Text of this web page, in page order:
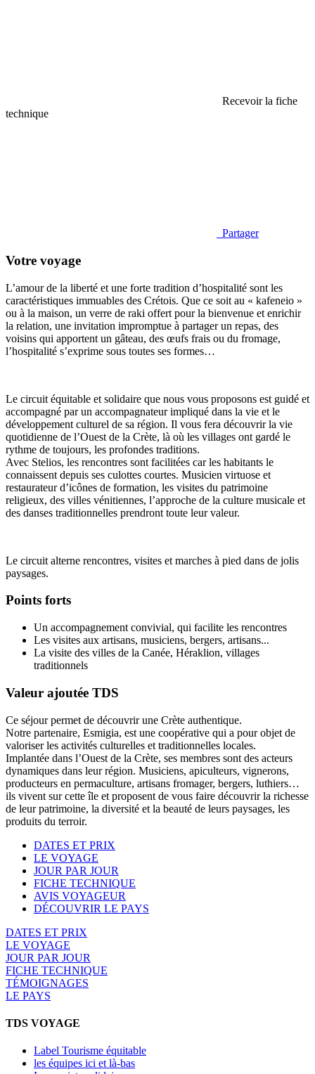
Recevoir la fiche
technique
Partager
Votre voyage
L’amour de la liberté et une forte tradition d’hospitalité sont les
caractéristiques immuables des Crétois. Que ce soit au « kafeneio »
ou à la maison, un verre de raki offert pour la bienvenue et enrichir
la relation, une invitation impromptue à partager un repas, des
voisins qui apportent un gâteau, des œufs frais ou du fromage,
l’hospitalité s’exprime sous toutes ses formes…
Le circuit équitable et solidaire que nous vous proposons est guidé et
accompagné par un accompagnateur impliqué dans la vie et le
développement culturel de sa région. Il vous fera découvrir la vie
quotidienne de l’Ouest de la Crète, là où les villages ont gardé le
rythme de toujours, les profondes traditions.
Avec Stelios, les rencontres sont facilitées car les habitants le
connaissent depuis ses culottes courtes. Musicien virtuose et
restaurateur d’icônes de formation, les visites du patrimoine
religieux, des villes vénitiennes, l’approche de la culture musicale et
des danses traditionnelles prendront toute leur valeur.
Le circuit alterne rencontres, visites et marches à pied dans de jolis
paysages.
Points forts
Un accompagnement convivial, qui facilite les rencontres
Les visites aux artisans, musiciens, bergers, artisans...
La visite des villes de la Canée, Héraklion, villages
traditionnels
Valeur ajoutée TDS
Ce séjour permet de découvrir une Crète authentique.
Notre partenaire, Esmigia, est une coopérative qui a pour objet de
valoriser les activités culturelles et traditionnelles locales.
Implantée dans l’Ouest de la Crète, ses membres sont des acteurs
dynamiques dans leur région. Musiciens, apiculteurs, vignerons,
producteurs en permaculture, artisans fromager, bergers, luthiers…
ils vivent sur cette île et proposent de vous faire découvrir la richesse
de leur patrimoine, la diversité et la beauté de leurs paysages, les
produits du terroir.
DATES ET PRIX
LE VOYAGE
JOUR PAR JOUR
FICHE TECHNIQUE
AVIS VOYAGEUR
DÉCOUVRIR LE PAYS
DATES ET PRIX
LE VOYAGE
JOUR PAR JOUR
FICHE TECHNIQUE
TÉMOIGNAGES
LE PAYS
TDS VOYAGE
Label Tourisme équitable
les équipes ici et là-bas